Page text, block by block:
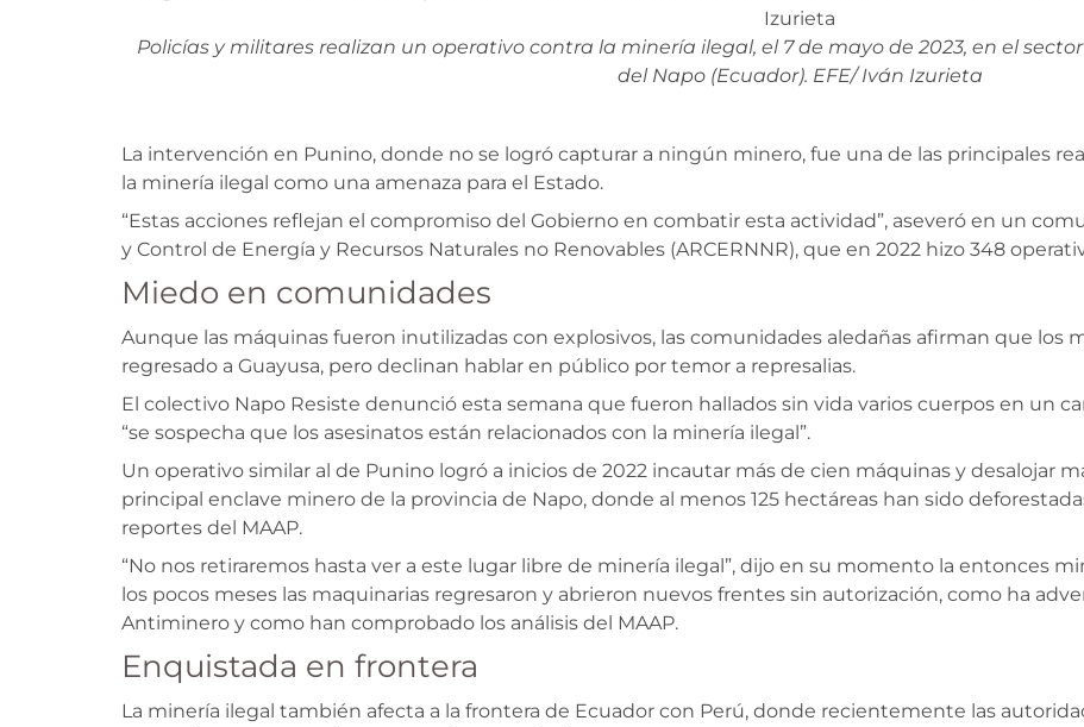
Policías y militares realizan un operativo contra la minería ilegal, el 7 de mayo de 2023, en el
del Napo (Ecuador). EFE/ Iván Izurieta
La intervención en Punino, donde no se logró capturar a ningún minero, fue una de las principales
la minería ilegal como una amenaza para el Estado.
“Estas acciones reflejan el compromiso del Gobierno en combatir esta actividad”, aseveró en un
y Control de Energía y Recursos Naturales no Renovables (ARCERNNR), que en 2022 hizo 348
Miedo en comunidades
Aunque las máquinas fueron inutilizadas con explosivos, las comunidades aledañas afirman que los
regresado a Guayusa, pero declinan hablar en público por temor a represalias.
El colectivo Napo Resiste denunció esta semana que fueron hallados sin vida varios cuerpos en un
“se sospecha que los asesinatos están relacionados con la minería ilegal”.
Un operativo similar al de Punino logró a inicios de 2022 incautar más de cien máquinas y desalojar
principal enclave minero de la provincia de Napo, donde al menos 125 hectáreas han sido
reportes del MAAP.
“No nos retiraremos hasta ver a este lugar libre de minería ilegal”, dijo en su momento la entonces
los pocos meses las maquinarias regresaron y abrieron nuevos frentes sin autorización, como ha
Antiminero y como han comprobado los análisis del MAAP.
Enquistada en frontera
La minería ilegal también afecta a la frontera de Ecuador con Perú, donde recientemente las